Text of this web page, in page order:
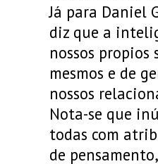
Já para Daniel
diz que a
nossos
mesmos e de
nossos
Nota-se que
todas com
de